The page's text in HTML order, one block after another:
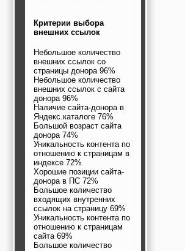
Критерии выбора
внешних ссылок
Небольшое количество
внешних ссылок со
страницы донора 96%
Небольшое количество
внешних ссылок с сайта
донора 96%
Наличие сайта-донора в
Яндекс.каталоге 76%
Большой возраст сайта
донора 74%
Уникальность контента по
отношению к страницам в
индексе 72%
Хорошие позиции сайта-
донора в ПС 72%
Большое количество
входящих внутренних
ссылок на страницу 69%
Уникальность контента по
отношению к страницам
сайта 69%
Большое количество